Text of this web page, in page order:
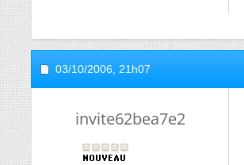
03/10/2006, 21h07
invite62bea7e2